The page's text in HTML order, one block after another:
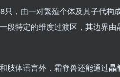
只，由一对繁殖个体及其子代构
特定的维度过渡区，其边界由
肢体语言外，霜脊兽还能通过晶